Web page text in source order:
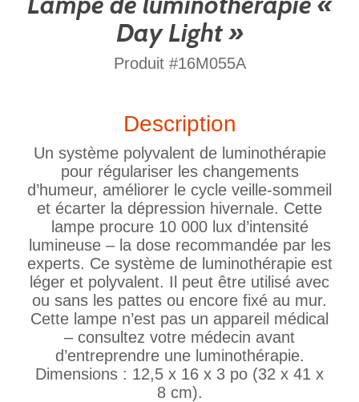
Day Light »
Produit #16M055A
Description
Un système polyvalent de luminothérapie
pour régulariser les changements
d’humeur, améliorer le cycle veille-sommeil
et écarter la dépression hivernale. Cette
lampe procure 10 000 lux d’intensité
lumineuse – la dose recommandée par les
experts. Ce système de luminothérapie est
léger et polyvalent. Il peut être utilisé avec
ou sans les pattes ou encore fixé au mur.
Cette lampe n’est pas un appareil médical
– consultez votre médecin avant
d’entreprendre une luminothérapie.
Dimensions : 12,5 x 16 x 3 po (32 x 41 x
8 cm).